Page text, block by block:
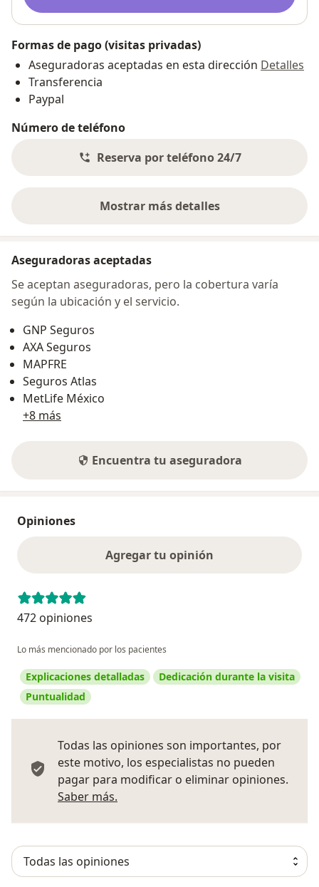
Formas de pago (visitas privadas)
Aseguradoras aceptadas en esta dirección Detalles
Transferencia
Paypal
Número de teléfono
Reserva por teléfono 24/7
Mostrar más detalles
sobre la dirección
Aseguradoras aceptadas
Se aceptan aseguradoras, pero la cobertura varía
según la ubicación y el servicio.
GNP Seguros
AXA Seguros
MAPFRE
Seguros Atlas
MetLife México
+8 más
Encuentra tu aseguradora
Opiniones
Agregar tu opinión
472 opiniones
Lo más mencionado por los pacientes
Explicaciones detalladas
Dedicación durante la visita
Puntualidad
Todas las opiniones son importantes, por
este motivo, los especialistas no pueden
pagar para modificar o eliminar opiniones.
Saber más.